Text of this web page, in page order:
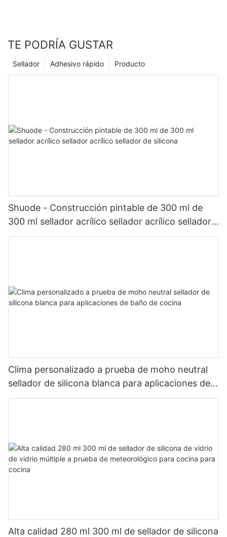
TE PODRÍA GUSTAR
Producto
Adhesivo rápido
Sellador
Shuode - Construcción pintable de 300 ml de
300 ml sellador acrílico sellador acrílico sellador
de silicona
Clima personalizado a prueba de moho neutral
sellador de silicona blanca para aplicaciones de
baño de cocina
Alta calidad 280 ml 300 ml de sellador de silicona